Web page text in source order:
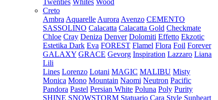
Twenties Whites Wood
Creto
Ambra Aquarelle Aurora Avenzo CEMENTO
SASSOLINO Calacatta Calacatta Gold Checkmate
Chloe Cray Deniza Denver Dolomiti Effetto Ekzotic
Estetika Dark Eva FOREST Flamel Flora Foil Forever
GALAXY GRACE Gevorg Inspiration Lazzaro Liana
Lili
Lines Lorenzo Lotani MAGIC MALIBU Misty
Monica Mono Mountain Naomi Neutron Pacific
Pandora Pastel Persian White Poluna Poly Purity
SHINE SNOWSTORM Statuario Cara Style Sunheart